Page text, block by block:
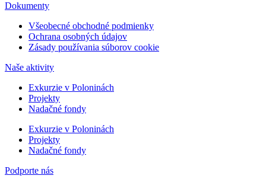
Dokumenty
Všeobecné obchodné podmienky
Ochrana osobných údajov
Zásady používania súborov cookie
Naše aktivity
Exkurzie v Poloninách
Projekty
Nadačné fondy
Exkurzie v Poloninách
Projekty
Nadačné fondy
Podporte nás